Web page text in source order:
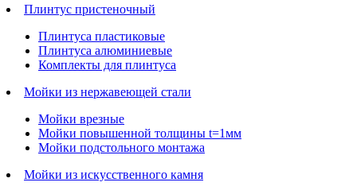
Плинтус пристеночный
Плинтуса пластиковые
Плинтуса алюминиевые
Комплекты для плинтуса
Мойки из нержавеющей стали
Мойки врезные
Мойки повышенной толщины t=1мм
Мойки подстольного монтажа
Мойки из искусственного камня